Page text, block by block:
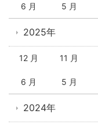
6 月 5 月
2025年
12 月 11 月
6 月 5 月
2024年